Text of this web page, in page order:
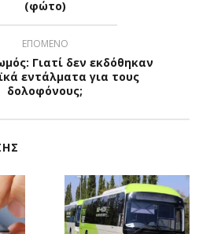
(φώτο)
ΕΠΟΜΕΝΟ
Γιατί δεν εκδόθηκαν
εντάλματα για τους
δολοφόνους;